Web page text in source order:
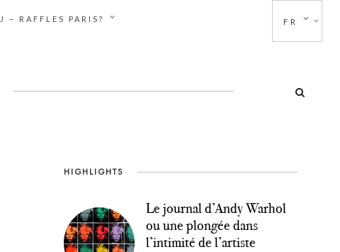
– RAFFLES PARIS? FR
HIGHLIGHTS
Le journal d’Andy Warhol
ou une plongée dans
l’intimité de l’artiste